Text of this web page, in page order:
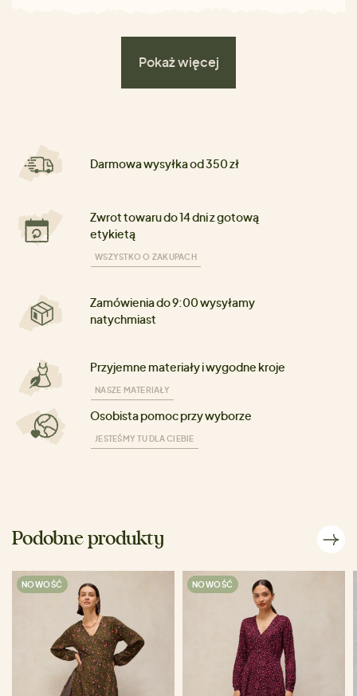
Pokaż więcej
Darmowa wysyłka od 350 zł
Zwrot towaru do 14 dni z gotową
etykietą
WSZYSTKO O ZAKUPACH
Zamówienia do 9:00 wysyłamy
natychmiast
Przyjemne materiały i wygodne kroje
NASZE MATERIAŁY
Osobista pomoc przy wyborze
JESTEŚMY TU DLA CIEBIE
Podobne produkty
NOWOŚĆ NOWOŚĆ